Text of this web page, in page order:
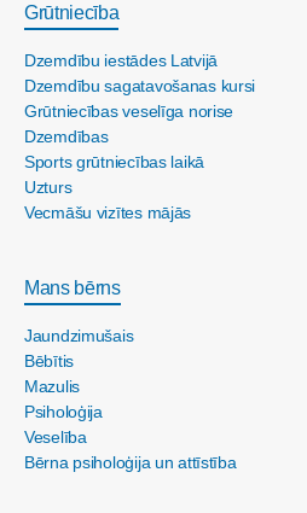
Grūtniecība
Dzemdību iestādes Latvijā
Dzemdību sagatavošanas kursi
Grūtniecības veselīga norise
Dzemdības
Sports grūtniecības laikā
Uzturs
Vecmāšu vizītes mājās
Mans bērns
Jaundzimušais
Bēbītis
Mazulis
Psiholoģija
Veselība
Bērna psiholoģija un attīstība